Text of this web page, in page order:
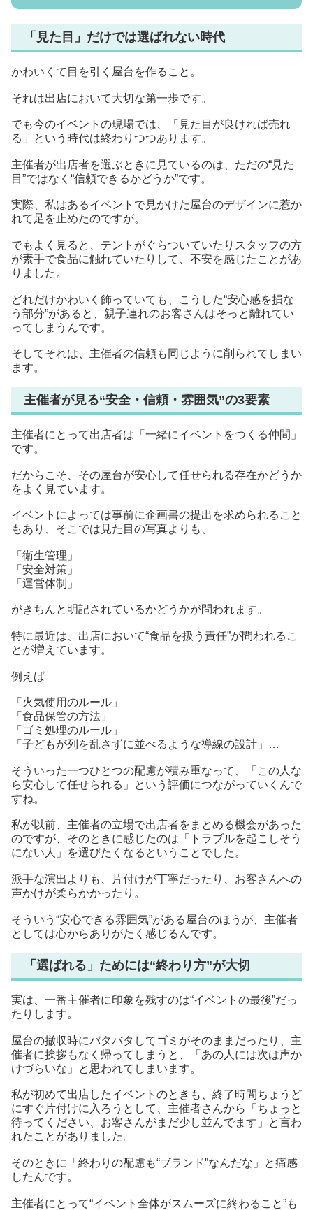
「見た目」だけでは選ばれない時代
かわいくて目を引く屋台を作ること。
それは出店において大切な第一歩です。
でも今のイベントの現場では、「見た目が良ければ売れ
る」という時代は終わりつつあります。
主催者が出店者を選ぶときに見ているのは、ただの“見た
目”ではなく“信頼できるかどうか”です。
実際、私はあるイベントで見かけた屋台のデザインに惹か
れて足を止めたのですが。
でもよく見ると、テントがぐらついていたりスタッフの方
が素手で食品に触れていたりして、不安を感じたことがあ
りました。
どれだけかわいく飾っていても、こうした“安心感を損な
う部分”があると、親子連れのお客さんはそっと離れてい
ってしまうんです。
そしてそれは、主催者の信頼も同じように削られてしまい
ます。
主催者が見る“安全・信頼・雰囲気”の3要素
主催者にとって出店者は「一緒にイベントをつくる仲間」
です。
だからこそ、その屋台が安心して任せられる存在かどうか
をよく見ています。
イベントによっては事前に企画書の提出を求められること
もあり、そこでは見た目の写真よりも、
「衛生管理」
「安全対策」
「運営体制」
がきちんと明記されているかどうかが問われます。
特に最近は、出店において“食品を扱う責任”が問われるこ
とが増えています。
例えば
「火気使用のルール」
「食品保管の方法」
「ゴミ処理のルール」
「子どもが列を乱さずに並べるような導線の設計」…
そういった一つひとつの配慮が積み重なって、「この人な
ら安心して任せられる」という評価につながっていくんで
すね。
私が以前、主催者の立場で出店者をまとめる機会があった
のですが、そのときに感じたのは「トラブルを起こしそう
にない人」を選びたくなるということでした。
派手な演出よりも、片付けが丁寧だったり、お客さんへの
声かけが柔らかかったり。
そういう“安心できる雰囲気”がある屋台のほうが、主催者
としては心からありがたく感じるんです。
「選ばれる」ためには“終わり方”が大切
実は、一番主催者に印象を残すのは“イベントの最後”だっ
たりします。
屋台の撤収時にバタバタしてゴミがそのままだったり、主
催者に挨拶もなく帰ってしまうと、「あの人には次は声か
けづらいな」と思われてしまいます。
私が初めて出店したイベントのときも、終了時間ちょうど
にすぐ片付けに入ろうとして、主催者さんから「ちょっと
待ってください、お客さんがまだ少し並んでます」と言わ
れたことがありました。
そのときに「終わりの配慮も“ブランド”なんだな」と痛感
したんです。
主催者にとって“イベント全体がスムーズに終わること”も